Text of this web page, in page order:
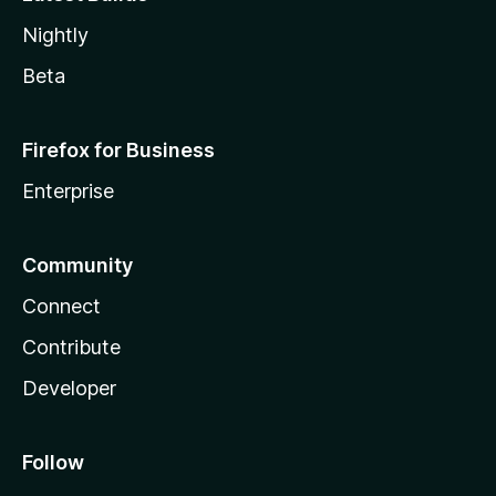
Nightly
Beta
Firefox for Business
Enterprise
Community
Connect
Contribute
Developer
Follow